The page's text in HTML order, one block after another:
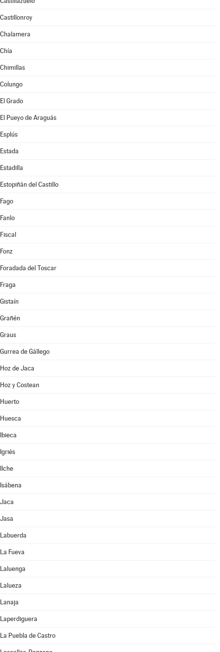
Castillonroy
Chalamera
Chía
Chimillas
Colungo
El Grado
El Pueyo de Araguás
Esplús
Estada
Estadilla
Estopiñán del Castillo
Fago
Fanlo
Fiscal
Fonz
Foradada del Toscar
Fraga
Gistaín
Grañén
Graus
Gurrea de Gállego
Hoz de Jaca
Hoz y Costean
Huerto
Huesca
Ibieca
Igriés
Ilche
Isábena
Jaca
Jasa
Labuerda
La Fueva
Laluenga
Lalueza
Lanaja
Laperdiguera
La Puebla de Castro